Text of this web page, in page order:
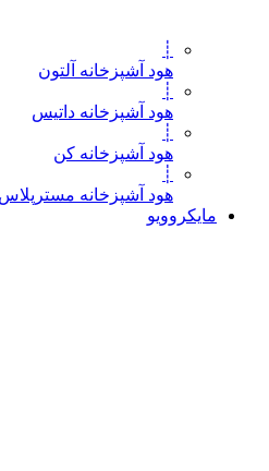
┊
هود آشپزخانه آلتون
┊
هود آشپزخانه داتیس
┊
هود آشپزخانه کن
┊
هود آشپزخانه مسترپلاس
مایکروویو